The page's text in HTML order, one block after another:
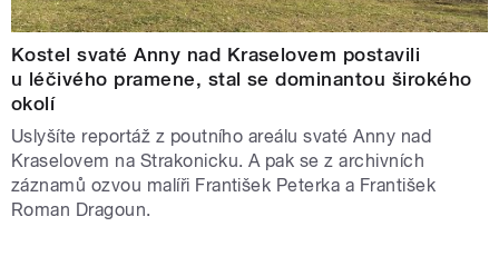
Kostel svaté Anny nad Kraselovem postavili
u léčivého pramene, stal se dominantou širokého
okolí
Uslyšíte reportáž z poutního areálu svaté Anny nad
Kraselovem na Strakonicku. A pak se z archivních
záznamů ozvou malíři František Peterka a František
Roman Dragoun.